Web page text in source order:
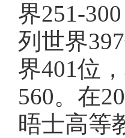
界251-
列世界
界401位
560。在
晤士高等